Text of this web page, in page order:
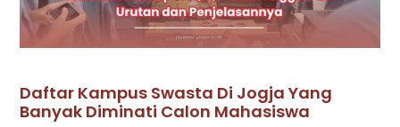
Daftar Kampus Swasta Di Jogja Yang
Banyak Diminati Calon Mahasiswa